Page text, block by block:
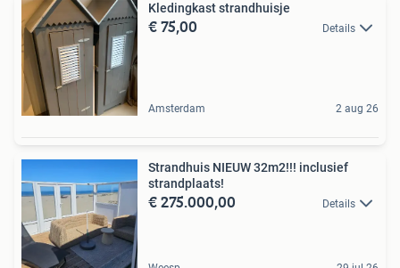
Kledingkast strandhuisje
€ 75,00 Details
Amsterdam 2 aug 26
Strandhuis NIEUW 32m2!!! inclusief
strandplaats!
€ 275.000,00 Details